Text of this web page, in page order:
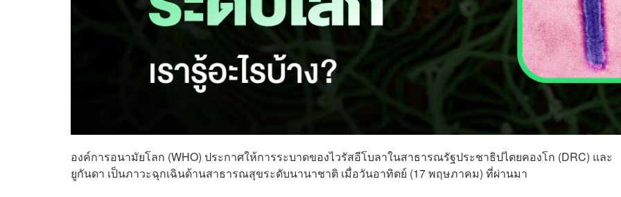
องค์การอนามัยโลก (WHO) ประกาศให้การระบาดของไวรัสอีโบลาในสาธารณรัฐประชาธิปไตยคองโก (DRC) และ
ยูกันดา เป็นภาวะฉุกเฉินด้านสาธารณสุขระดับนานาชาติ เมื่อวันอาทิตย์ (17 พฤษภาคม) ที่ผ่านมา